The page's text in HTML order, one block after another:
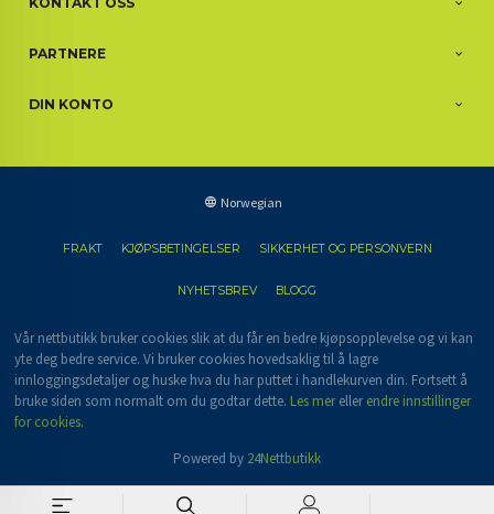
PARTNERE
DIN KONTO
Norwegian
FRAKT KJØPSBETINGELSER SIKKERHET OG PERSONVERN
NYHETSBREV BLOGG
Vår nettbutikk bruker cookies slik at du får en bedre kjøpsopplevelse og vi kan
yte deg bedre service. Vi bruker cookies hovedsaklig til å lagre
innloggingsdetaljer og huske hva du har puttet i handlekurven din. Fortsett å
bruke siden som normalt om du godtar dette. Les merellerendre innstillinger
for cookies.
Powered by 24Nettbutikk